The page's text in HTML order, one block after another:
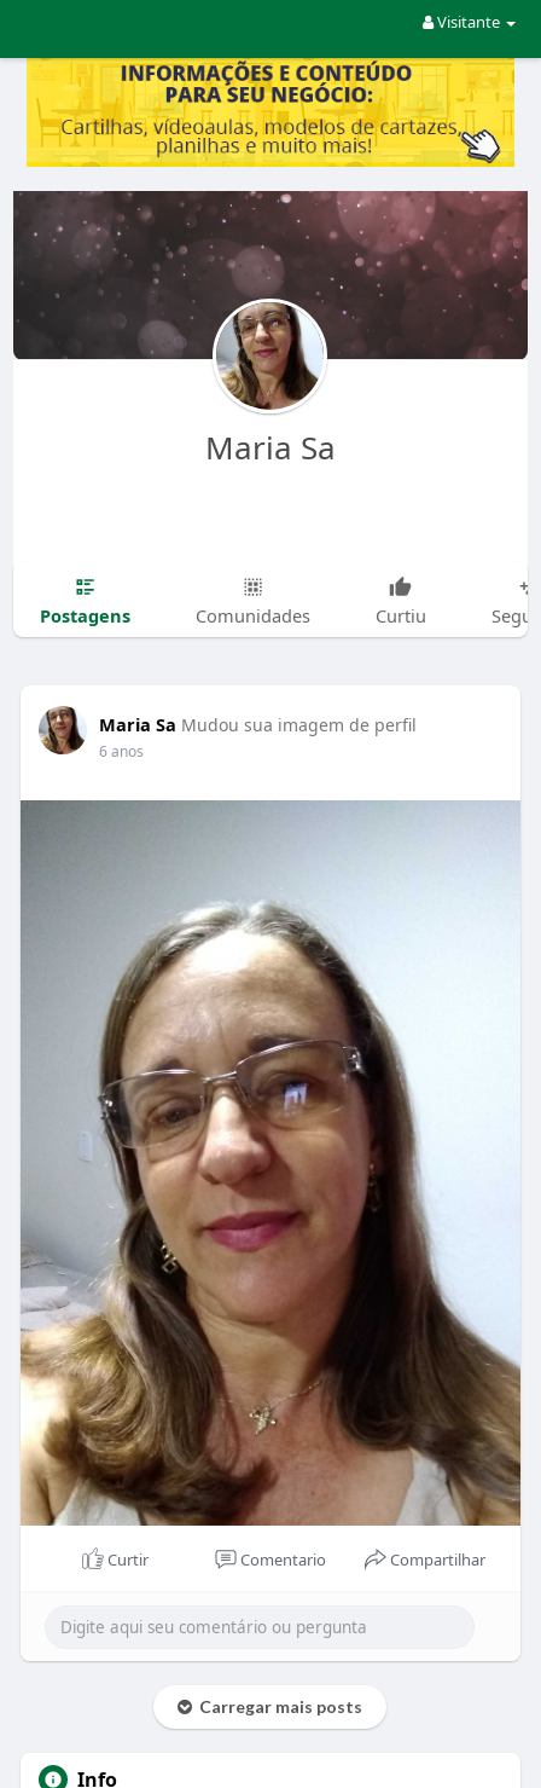
Visitante
Maria Sa
Postagens Comunidades Curtiu
Maria Sa Mudou sua imagem de perfil
6 anos
Curtir Comentario Compartilhar
Carregar mais posts
Info